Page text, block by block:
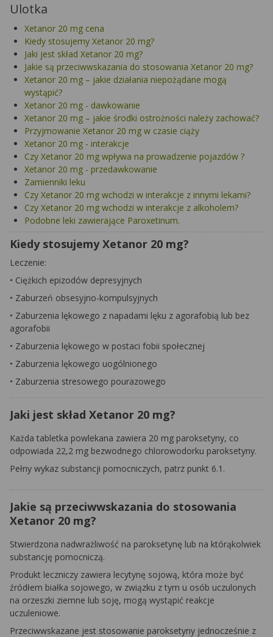
Ulotka
Xetanor 20 mg cena
Kiedy stosujemy Xetanor 20 mg?
Jaki jest skład Xetanor 20 mg?
Jakie są przeciwwskazania do stosowania Xetanor 20 mg?
Xetanor 20 mg – jakie działania niepożądane mogą
wystąpić?
Xetanor 20 mg - dawkowanie
Xetanor 20 mg – jakie środki ostrożności należy zachować?
Przyjmowanie Xetanor 20 mg w czasie ciąży
Xetanor 20 mg - interakcje
Czy Xetanor 20 mg wpływa na prowadzenie pojazdów ?
Xetanor 20 mg - przedawkowanie
Zamienniki leku
Czy Xetanor 20 mg wchodzi w interakcje z innymi lekami?
Czy Xetanor 20 mg wchodzi w interakcje z alkoholem?
Podobne leki zawierające Paroxetinum.
Kiedy stosujemy Xetanor 20 mg?
Leczenie:
• Ciężkich epizodów depresyjnych
• Zaburzeń obsesyjno-kompulsyjnych
• Zaburzenia lękowego z napadami lęku z agorafobią lub bez
agorafobii
• Zaburzenia lękowego w postaci fobii społecznej
• Zaburzenia lękowego uogólnionego
• Zaburzenia stresowego pourazowego
Jaki jest skład Xetanor 20 mg?
Każda tabletka powlekana zawiera 20 mg paroksetyny, co
odpowiada 22,2 mg bezwodnego chlorowodorku paroksetyny.
Pełny wykaz substancji pomocniczych, patrz punkt 6.1.
Jakie są przeciwwskazania do stosowania
Xetanor 20 mg?
Stwierdzona nadwrażliwość na paroksetynę lub na którąkolwiek
substancję pomocniczą.
Produkt leczniczy zawiera lecytynę sojową, która może być
źródłem białka sojowego, w związku z tym u osób uczulonych
na orzeszki ziemne lub soję, mogą wystąpić reakcje
uczuleniowe.
Przeciwwskazane jest stosowanie paroksetyny jednocześnie z